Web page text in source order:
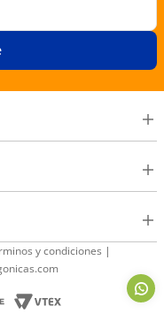
y condiciones |